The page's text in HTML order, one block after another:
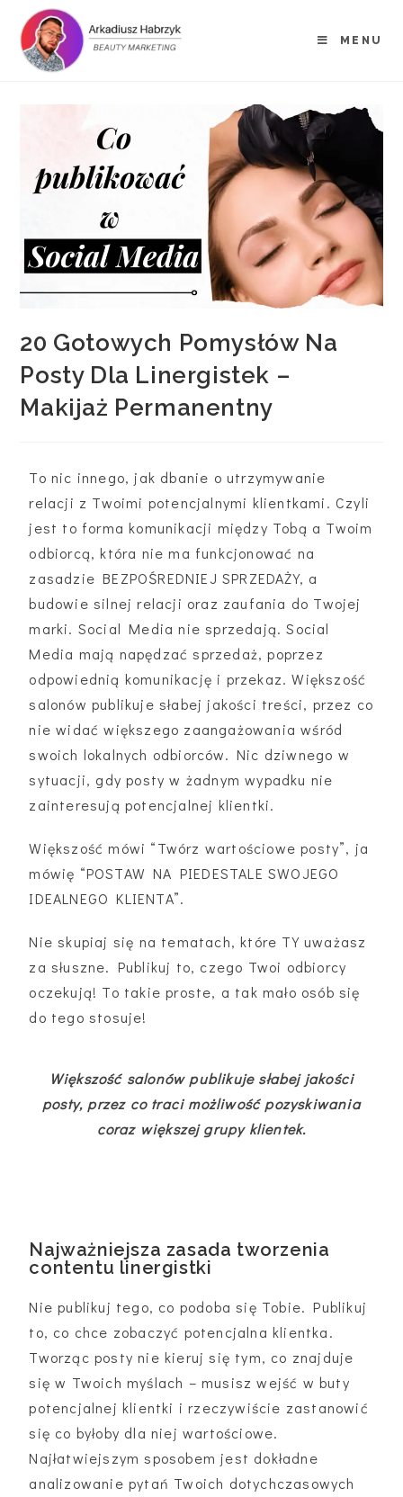
MENU
20 Gotowych Pomysłów Na
Posty Dla Linergistek –
Makijaż Permanentny
To nic innego, jak dbanie o utrzymywanie
relacji z Twoimi potencjalnymi klientkami. Czyli
jest to forma komunikacji między Tobą a Twoim
odbiorcą, która nie ma funkcjonować na
zasadzie BEZPOŚREDNIEJ SPRZEDAŻY, a
budowie silnej relacji oraz zaufania do Twojej
marki. Social Media nie sprzedają. Social
Media mają napędzać sprzedaż, poprzez
odpowiednią komunikację i przekaz. Większość
salonów publikuje słabej jakości treści, przez co
nie widać większego zaangażowania wśród
swoich lokalnych odbiorców. Nic dziwnego w
sytuacji, gdy posty w żadnym wypadku nie
zainteresują potencjalnej klientki.
Większość mówi “Twórz wartościowe posty”, ja
mówię “POSTAW NA PIEDESTALE SWOJEGO
IDEALNEGO KLIENTA”.
Nie skupiaj się na tematach, które TY uważasz
za słuszne. Publikuj to, czego Twoi odbiorcy
oczekują! To takie proste, a tak mało osób się
do tego stosuje!
Większość salonów publikuje słabej jakości
posty, przez co traci możliwość pozyskiwania
coraz większej grupy klientek.
Najważniejsza zasada tworzenia
contentu linergistki
Nie publikuj tego, co podoba się Tobie. Publikuj
to, co chce zobaczyć potencjalna klientka.
Tworząc posty nie kieruj się tym, co znajduje
się w Twoich myślach – musisz wejść w buty
potencjalnej klientki i rzeczywiście zastanowić
się co byłoby dla niej wartościowe.
Najłatwiejszym sposobem jest dokładne
analizowanie pytań Twoich dotychczasowych